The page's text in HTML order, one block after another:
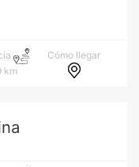
km
Cómo llegar